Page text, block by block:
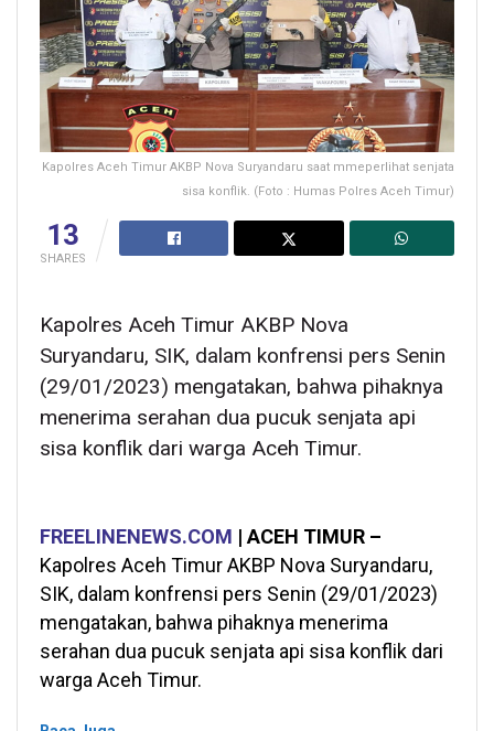
Kapolres Aceh Timur AKBP Nova Suryandaru saat mmeperlihat senjata
sisa konflik. (Foto : Humas Polres Aceh Timur)
13
SHARES
Kapolres Aceh Timur AKBP Nova
Suryandaru, SIK, dalam konfrensi pers Senin
(29/01/2023) mengatakan, bahwa pihaknya
menerima serahan dua pucuk senjata api
sisa konflik dari warga Aceh Timur.
FREELINENEWS.COM | ACEH TIMUR –
Kapolres Aceh Timur AKBP Nova Suryandaru,
SIK, dalam konfrensi pers Senin (29/01/2023)
mengatakan, bahwa pihaknya menerima
serahan dua pucuk senjata api sisa konflik dari
warga Aceh Timur.